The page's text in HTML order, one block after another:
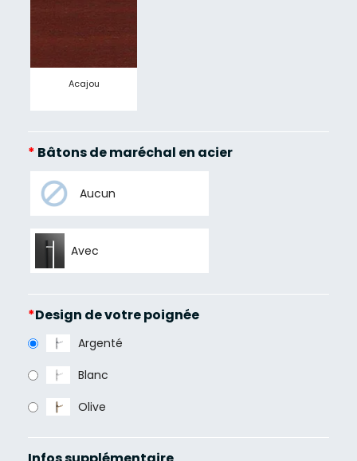
Acajou
* Bâtons de maréchal en acier
Aucun
Avec
*Design de votre poignée
Argenté
Blanc
Olive